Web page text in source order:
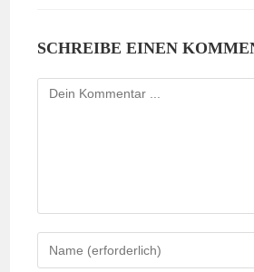
SCHREIBE EINEN
Kommentieren
deinen